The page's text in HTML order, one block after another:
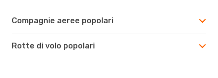
Compagnie aeree popolari
Rotte di volo popolari